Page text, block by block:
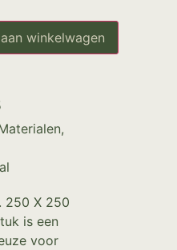
winkelwagen
,
250 X 250
is een
voor